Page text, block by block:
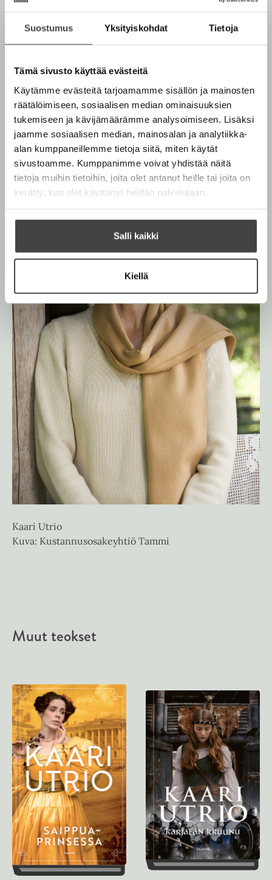
Suostumus Yksityiskohdat Tietoja
Tämä sivusto käyttää evästeitä
Käytämme evästeitä tarjoamamme sisällön ja mainosten
räätälöimiseen, sosiaalisen median ominaisuuksien
tukemiseen ja kävijämäärämme analysoimiseen. Lisäksi
jaamme sosiaalisen median, mainosalan ja analytiikka-
alan kumppaneillemme tietoja siitä, miten käytät
sivustoamme. Kumppanimme voivat yhdistää näitä
tietoja muihin tietoihin, joita olet antanut heille tai joita on
kerätty, kun olet käyttänyt heidän palvelujaan.
Salli kaikki
Kiellä
ä
l
h
t
e
e
n
e
v
ä
i
l
e
h
t
e
e
n
e
n
ä
l
i
l
e
h
t
e
e
Lue lisää tekijästä
a
i
U
t
r
i
o
Kaari Utrio
Kuva: Kustannusosakeyhtiö Tammi
Muut teokset